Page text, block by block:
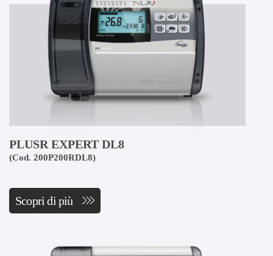
PLUSR EXPERT DL8
(Cod. 200P200RDL8)
Scopri di più